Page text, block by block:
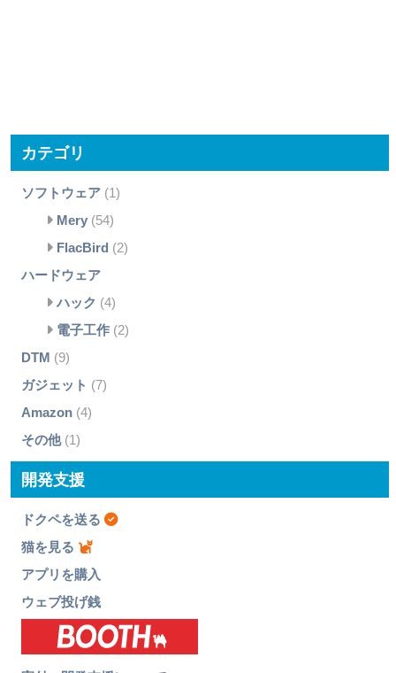
カテゴリ
ソフトウェア(1)
Mery(54)
FlacBird (2)
ハードウェア
ハック (4)
電子工作(2)
DTM (9)
ガジェット (7)
Amazon(4)
その他(1)
開発支援
ドクペを送る
猫を見る
アプリを購入
ウェブ投げ銭